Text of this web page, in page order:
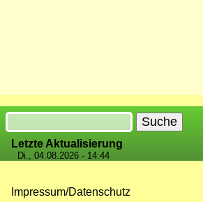
Suche
Letzte Aktualisierung
Di., 04.08.2026 - 14:44
Impressum/Datenschutz